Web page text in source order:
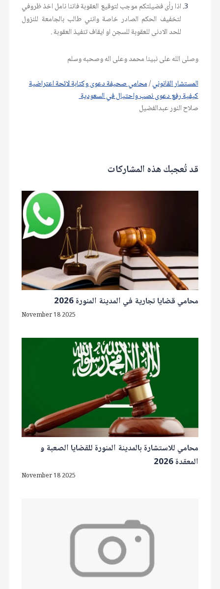
اذا رأى فضيلتكم موجب لتوقيع العقوبة فاننا نامل اخذ ظروفي
لتخفيف الحكم الصادر خاصة وانني طالب بالجامعة للنزول
للحد الادنى للعقوبة للسجن او ايقاف تنفيذ العقوبة .
وصلى الله على نبينا محمد وعلى اله وصحبه وسلم
المستشار القانوني/محامي صحيفة دعوى وكتابة لائحة اعتراضية
كيفية رفع دعوى نصب واحتيال في السعودية
صلاح النور عبدالفضيل
قد تُعجبك هذه المشاركات
محامي قضايا تجارية في المدينة المنورة 2026
November 18 2025
محامي للاستشارة بالمدينة المنورة للقضايا الصعبة و
المعقدة 2026
November 18 2025